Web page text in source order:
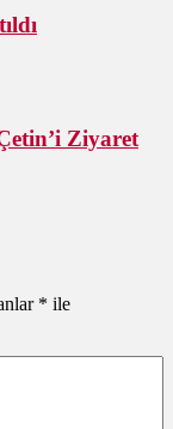
Ziyaret
* ile